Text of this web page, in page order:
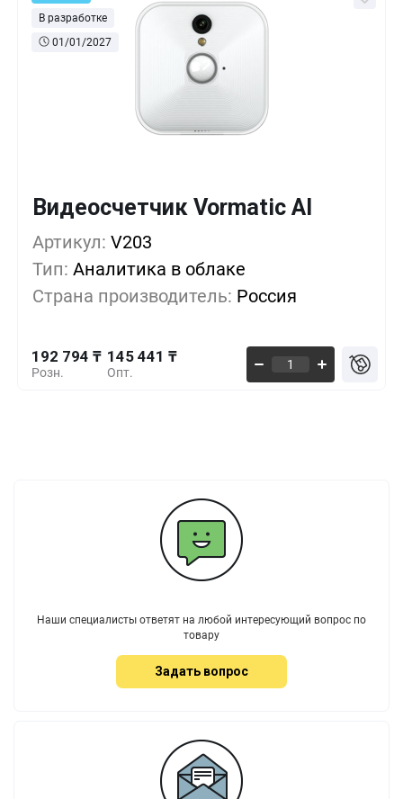
В разработке
01/01/2027
Видеосчетчик Vormatic AI
Артикул: V203
Тип: Аналитика в облаке
Страна производитель: Россия
Розн.
192 794 ₸
Опт.
145 441 ₸
Кол-во Выгода За 1 шт.
1+ 0%
5+ -10%
10+ -21%
Наши специалисты ответят на любой интересующий вопрос по
товару
Задать вопрос